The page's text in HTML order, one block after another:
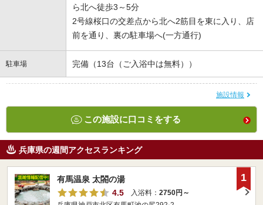
ら北へ徒歩3～5分
2号線桜口の交差点から北へ2筋目を東に入り、店
前を通り、裏の駐車場へ(一方通行)
駐車場 完備（13台（ご入浴中は無料））
施設情報
この施設に口コミをする
兵庫県の週間アクセスランキング
有馬温泉 太閤の湯
4.5
入浴料： 2750円～
1